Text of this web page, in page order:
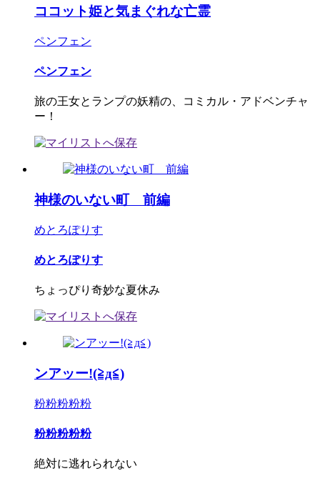
ココット姫と気まぐれな亡霊
ペンフェン
ペンフェン
旅の王女とランプの妖精の、コミカル・アドベンチャ
ー！
神様のいない町 前編
めとろぽりす
めとろぽりす
ちょっぴり奇妙な夏休み
ンアッー!(≧д≦)
粉粉粉粉粉
粉粉粉粉粉
絶対に逃れられない